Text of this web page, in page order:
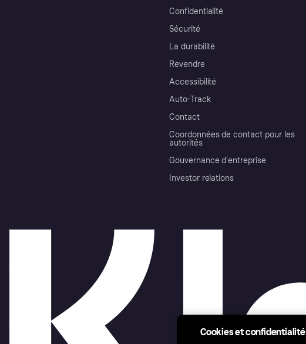
Confidentialité
Sécurité
La durabilité
Revendre
Accessibilité
Auto-Track
Contact
Coordonnées de contact pour les
autorités
Gouvernance d’entreprise
Investor relations
Cookies et confidentialité